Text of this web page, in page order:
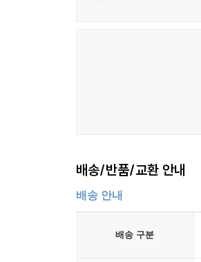
배송/반품/교환 안내
배송 안내
배송 구분